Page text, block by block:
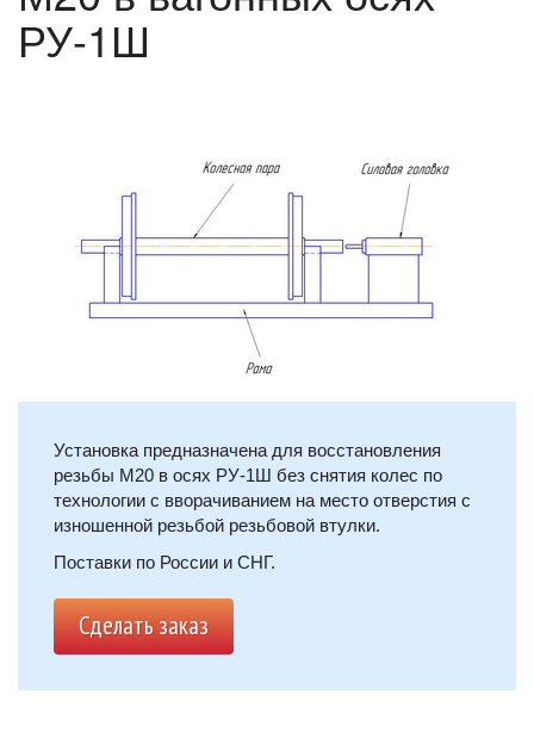
РУ-1Ш
Установка предназначена для восстановления
резьбы М20 в осях РУ-1Ш без снятия колес по
технологии с вворачиванием на место отверстия c
изношенной резьбой резьбовой втулки.
Поставки по России и СНГ.
Сделать заказ